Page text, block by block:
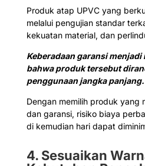
Produk atap UPVC yang
melalui pengujian standar
kekuatan material, dan
Keberadaan garansi
bahwa produk tersebut
penggunaan jangka panjang.
Dengan memilih produk yang
dan garansi, risiko biaya
di kemudian hari dapat
4. Sesuaikan